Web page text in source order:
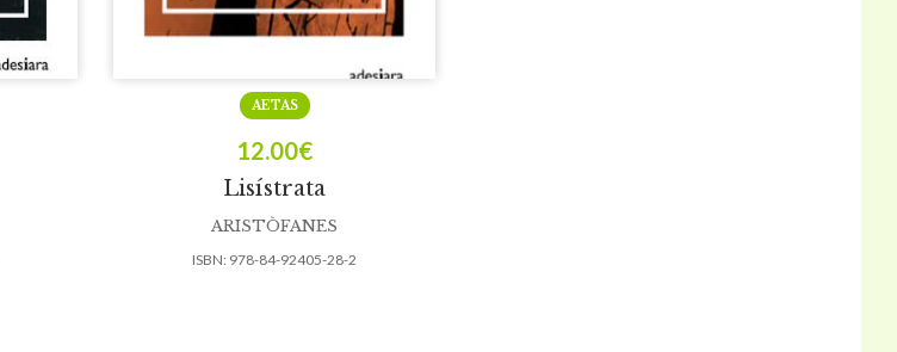
Lisístrata
AETAS
12.00€
ARISTÒFANES
ISBN: 978-84-92405-28-2